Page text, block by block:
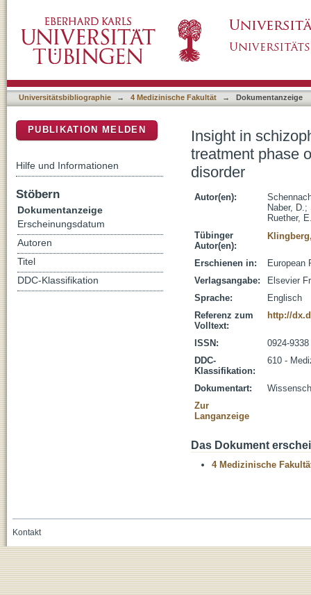
suffering from a schizophrenia spectrum
Universitätsbibliographie → 4 Medizinische Fakultät → Dokumentanzeige
Insight in
treatment phase
disorder
Autor(en):
Naber, D.;
Ruether,
Tübinger
Autor(en):
Erschienen in:
European
Verlagsangabe:
Elsevier
Sprache:
Englisch
Referenz zum
Volltext:
http://
ISSN:
0924-9338
DDC-
Klassifikation:
610 -
Dokumentart:
Zur
Langanzeige
Das Dokument
4 Medizinische
PUBLIKATION MELDEN
Hilfe und Informationen
Stöbern
Dokumentanzeige
Erscheinungsdatum
Autoren
Titel
DDC-Klassifikation
Kontakt